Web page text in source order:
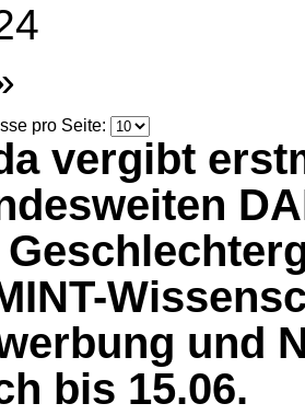
pro Seite:
vergibt
und
bis 15.06.